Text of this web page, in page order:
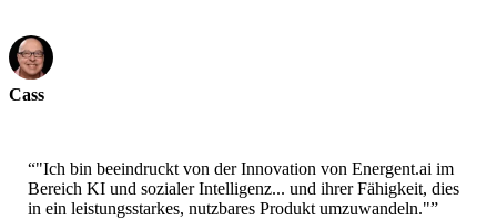
Cass
“"Ich bin beeindruckt von der Innovation von Energent.ai im
Bereich KI und sozialer Intelligenz... und ihrer Fähigkeit, dies
in ein leistungsstarkes, nutzbares Produkt umzuwandeln."”